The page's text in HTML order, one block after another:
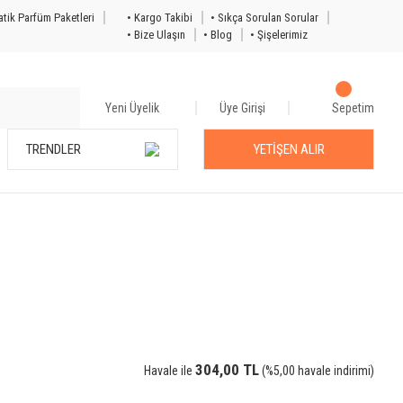
Parfüm Paketleri • Kargo Takibi
• Sıkça Sorulan Sorular
• Bize Ulaşın
• Blog • Şişelerimiz
Yeni Üyelik Üye Girişi Sepetim
TRENDLER YETİŞEN ALIR
Havale ile 304,00 TL(%5,00 havale indirimi)